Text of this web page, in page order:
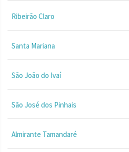
Ribeirão Claro
Santa Mariana
São João do Ivaí
São José dos Pinhais
Almirante Tamandaré